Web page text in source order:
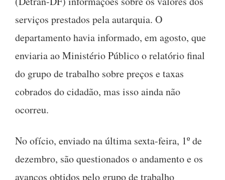
serviços prestados pela autarquia. O
departamento havia informado, em agosto, que
enviaria ao Ministério Público o relatório final
do grupo de trabalho sobre preços e taxas
cobrados do cidadão, mas isso ainda não
ocorreu.
No ofício, enviado na última sexta-feira, 1º de
dezembro, são questionados o andamento e os
avanços obtidos pelo grupo de trabalho